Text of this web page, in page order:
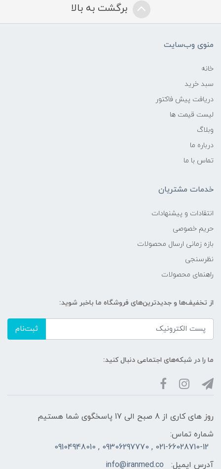
برگشت به بالا
منوی وب‌سایت
خانه
سبد خرید
دریافت پیش فاکتور
لیست قیمت ها
وبلاگ
درباره ما
تماس با ما
خدمات مشتریان
انتقادات و پیشنهادات
حریم خصوصی
بازه زمانی ارسال محصولات
نظرسنجی
راهنمای محصولات
از تخفیف‌ها و جدیدترین‌های فروشگاه ما باخبر شوید:
ثبت‌نام
ما را در شبکه‌های اجتماعی دنبال کنید:
روز های کاری از 8 صبح الی 17 پاسخگوی شما هستیم
شماره تماس:
021-66028710-12 , 09306297770 , 09104948010
آدرس ایمیل:
info@iranmed.co